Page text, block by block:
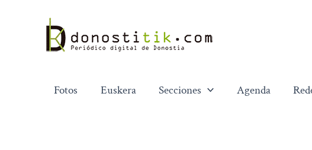
contenido
Fotos Euskera Secciones Agenda